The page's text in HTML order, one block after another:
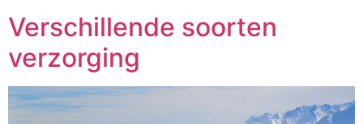
Verschillende soorten
verzorging